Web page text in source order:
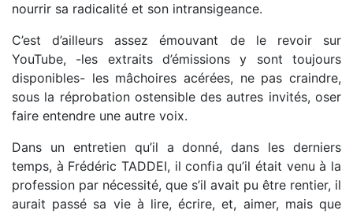
nourrir sa radicalité et son intransigeance.
C’est d’ailleurs assez émouvant de le revoir sur
YouTube, -les extraits d’émissions y sont toujours
disponibles- les mâchoires acérées, ne pas craindre,
sous la réprobation ostensible des autres invités, oser
faire entendre une autre voix.
Dans un entretien qu’il a donné, dans les derniers
temps, à Frédéric TADDEI, il confia qu’il était venu à la
profession par nécessité, que s’il avait pu être rentier, il
aurait passé sa vie à lire, écrire, et, aimer, mais que